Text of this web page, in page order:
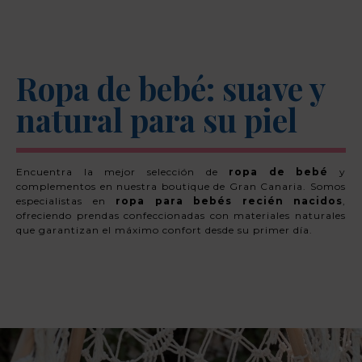
Ropa de bebé: suave y
natural para su piel
Encuentra la mejor selección de ropa de bebé
y
complementos en nuestra boutique de Gran Canaria. Somos
especialistas en ropa para bebés recién nacidos,
ofreciendo prendas confeccionadas con materiales naturales
que garantizan el máximo confort desde su primer día.